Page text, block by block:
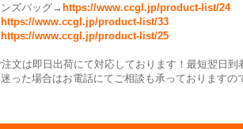
ズバッグ→ https://www.ccgl.jp/product-list/24
https://www.ccgl.jp/product-list/33
https://www.ccgl.jp/product-list/25
文は即日出荷にて対応しております！最短翌日到
った場合はお電話にてご相談も承っておりますの